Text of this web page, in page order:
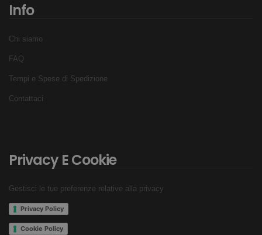
Info
Chi siamo
FAQ
Tempi e Spese di Spedizione
Contattaci
Privacy E Cookie
Gestisci le tue preferenze relative alla privacy
Privacy Policy
Cookie Policy